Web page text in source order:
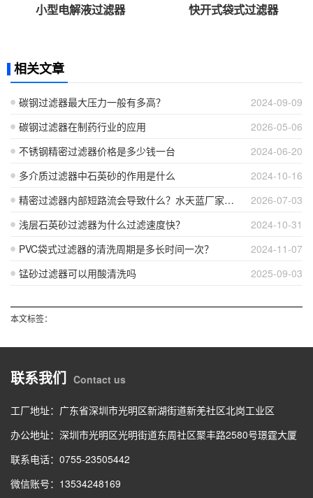
小型电解液过滤器 快开式袋式过滤器
相关文章
2024-09-09
碳钢过滤器最大压力一般有多高？
2026-05-06
碳钢过滤器在制药行业的应用
2024-06-20
不锈钢精密过滤器价格是多少钱一台
2024-10-16
多介质过滤器中石英砂的作用是什么
2026-07-03
精密过滤器内部短路流会导致什么？水天蓝厂家详解五大运行隐患
2024-10-31
浅层石英砂过滤器为什么过滤速度快？
2024-11-07
PVC袋式过滤器的清洗周期是多长时间一次？
2025-09-03
锰砂过滤器可以用酸清洗吗
本文标签：
联系我们 Contact us
工厂地址：广东省深圳市光明区新湖街道新羌社区北岗工业区
办公地址：深圳市光明区光明街道东周社区聚丰路2580号璟霆大厦
联系电话：0755-23505442
微信账号：13534248169